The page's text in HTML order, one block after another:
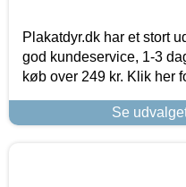
Plakatdyr.dk har et stort
god kundeservice, 1-3
køb over 249 kr. Klik her
Se